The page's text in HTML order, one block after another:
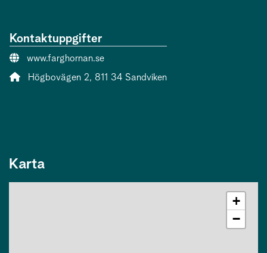
Kontaktuppgifter
Webbsida:
www.farghornan.se
Adress:
Högbovägen 2, 811 34 Sandviken
Karta
+
−